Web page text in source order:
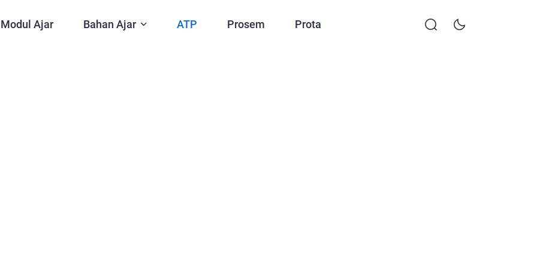
Modul Ajar Bahan Ajar ATP Prosem Prota